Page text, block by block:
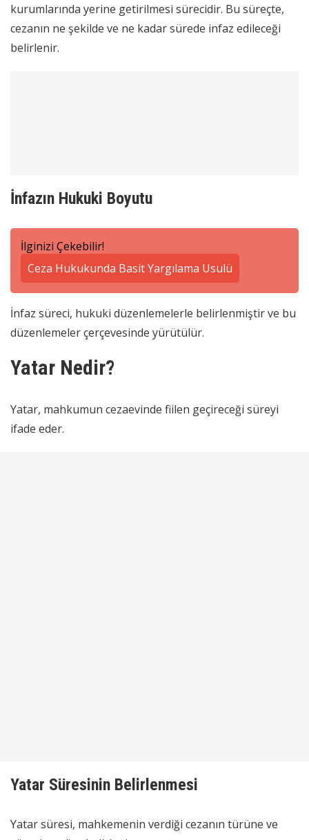
kurumlarında yerine getirilmesi sürecidir. Bu süreçte,
cezanın ne şekilde ve ne kadar sürede infaz edileceği
belirlenir.
İnfazın Hukuki Boyutu
İlginizi Çekebilir!
Ceza Hukukunda Basit Yargılama Usulü
İnfaz süreci, hukuki düzenlemelerle belirlenmiştir ve bu
düzenlemeler çerçevesinde yürütülür.
Yatar Nedir?
Yatar, mahkumun cezaevinde fiilen geçireceği süreyi
ifade eder.
Yatar Süresinin Belirlenmesi
Yatar süresi, mahkemenin verdiği cezanın türüne ve